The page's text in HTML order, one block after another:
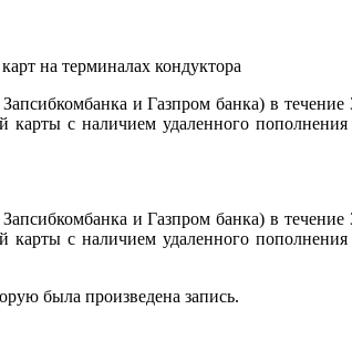
и Газпром банка) в
с наличием удаленного
и Газпром банка) в
с наличием удаленного
была произведена запись.